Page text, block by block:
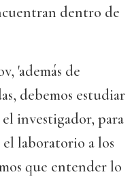
dentro de
'además de
debemos estudiar
investigador, para
el laboratorio a los
que entender lo